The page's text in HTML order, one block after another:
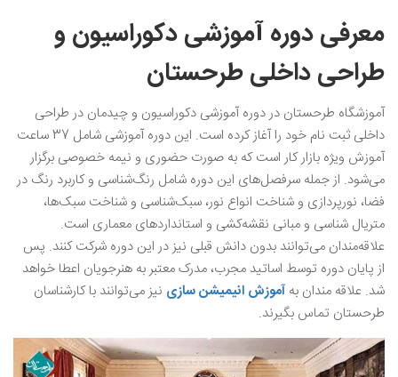
معرفی دوره آموزشی دکوراسیون و
طراحی داخلی طرحستان
آموزشگاه طرحستان در دوره آموزشی دکوراسیون و چیدمان در طراحی
داخلی ثبت نام خود را آغاز کرده است. این دوره آموزشی شامل 37 ساعت
آموزش ویژه بازار کار است که به صورت حضوری و نیمه خصوصی برگزار
می‌شود. از جمله سرفصل‌های این دوره شامل رنگ‌شناسی و کاربرد رنگ در
فضا، نورپردازی و شناخت انواع نور، سبک‌شناسی و شناخت سبک‌ها،
متریال شناسی ‌و مبانی نقشه‌کشی و استانداردهای معماری است.
علاقه‌مندان می‌توانند بدون دانش قبلی نیز در این دوره شرکت کنند. پس
از پایان دوره توسط اساتید مجرب، مدرک معتبر به هنرجویان اعطا خواهد
شد. علاقه‌ مندان به آموزش انیمیشن‌ سازی نیز می‌توانند با کارشناسان
طرحستان تماس بگیرند.